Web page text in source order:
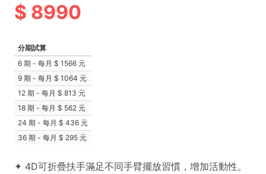
分期試算
6 期 - 每月
1566 元
9 期 - 每月
1064 元
12 期 - 每月
813 元
18 期 - 每月
562 元
24 期 - 每月
436 元
36 期 - 每月
295 元
8990
✦ 4D可折疊扶手滿足不同手臂擺放習慣，增加活動性。